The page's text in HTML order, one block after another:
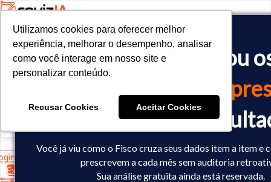
O Fisco já cruzou
dadosda sua
Você já sabe o
Você já viu como o Fisco cruza seus dados item a item e
prescrevem a cada mês sem auditoria
Sua análise gratuita ainda está reservada.
Utilizamos cookies para oferecer melhor
experiência, melhorar o desempenho, analisar
como você interage em nosso site e
personalizar conteúdo.
Recusar Cookies Aceitar Cookies
Utilizamos cookies para oferecer melhor
experiência, melhorar o desempenho, analisar
como você interage em nosso site e
personalizar conteúdo.
Recusar Cookies Aceitar Cookies
<!-- Google tag (gtag.js) -->
<script async src="https://www.googletagmanager.com/gtag/
<script>
  window.dataLayer = window.dataLayer || [];
  gtag('config', 'AW-10793602440');
Experimente Grátis